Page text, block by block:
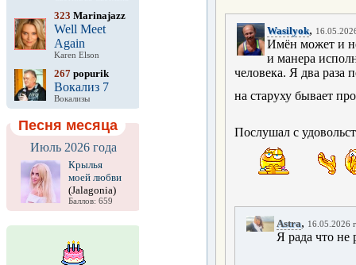
323 Marinajazz
Well Meet
Again
Karen Elson
267 popurik
Вокализ 7
Вокализы
Песня месяца
Июль 2026 года
Крылья
моей любви
(Jalagonia)
Баллов: 659
Wasilyok,
Имён может и
и манера
человека. Я два раза
на старуху бывает
Послушал с
Astra, 16.05.2026
Я рада что не